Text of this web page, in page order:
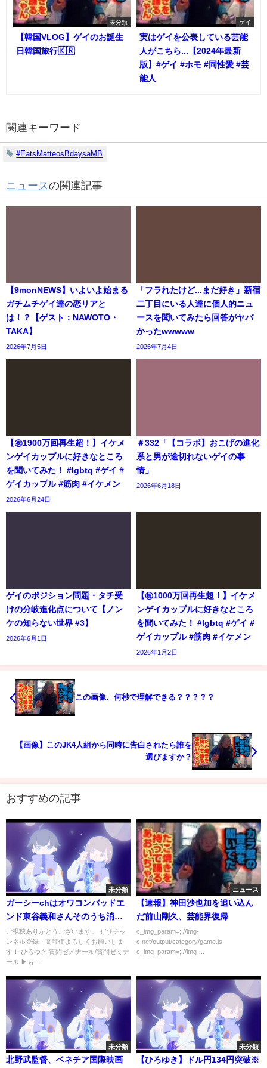
未分類
【韓国VLOG】ゲイのお誕生
日韓国旅行🇰🇷
ゲイ
実はゲイを公表している芸能
人がこちら...【2024年最新
版】#ゲイ #ホモ #同性愛 #芸
能人
関連キーワード
#EatsMatteosBdaysaMB
ニュース の関連記事
【9monNEWS】いよいよ始まる
ガチムチゲイ達の恋リアと
は！？【ゲスト：NAWOTO・
TAKA】
2026年7月5日
「フラれたけど...まだ好き」新宿
二丁目にいる人達に個人的ニュ
ースを聞いてみたら回答がヤバ
かったwwwww
2026年7月4日
【㊗️1900万回再生超！】イケメ
ンゲイカップルに好きなところ
を聞いてみた！ #lgbtq #ゲイ #
ゲイカップル #筋肉 #イケメン
2026年6月24日
＃332「【コラボ】おこげの進化
系と男が途切れないゲイの事
情」
2026年6月18日
ゲイのポジション問題・タチ受
けの分岐進化点について【ノン
ケの知らない世界 #3】
2026年6月1日
【㊗️1000万回再生超！】イケメ
ンゲイカップルに好きなところ
を聞いてみた！ #lgbtq #ゲイ #
ゲイカップル #筋肉 #イケメン
2026年1月2日
この画像、何秒で理解できる？？？？？
【画像】このJK4人組から同時に告白されたら誰を
選びますか？
おすすめの記事
未分類
ガーシーchはオワコンバッドエ
ンド東谷義和さんそのうち消さ
れます…新たな暴露系YouTuber
も【ひろゆき×青木さやか】対談/
論破/切り抜き
ご視聴ありがとうございます。 ぜひチャ
ンネル登録・高評価よろしくお願いしま
す！ ひろゆき 質問ゼメナール/質問ゼミナ
ール ▶も...
ニュース
【速報】神田沙也加を追い込ん
だ前山剛久、芸能界復帰
c_img_param=; //img-
c.net/output/category/game.js
c_img_param=; //img-...
未分類
北野武監督、ベネチア国際映画
未分類
【ひろゆき】ドル円134円突破※